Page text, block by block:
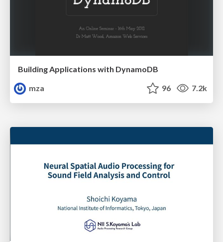
Building Applications with DynamoDB
mza
96 7.2k